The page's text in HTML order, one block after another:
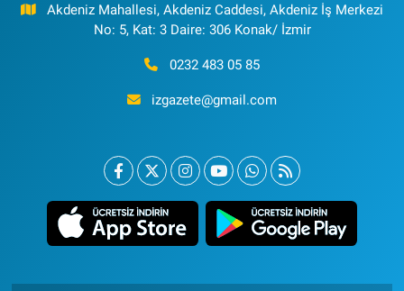
Akdeniz Mahallesi, Akdeniz Caddesi, Akdeniz İş Merkezi
No: 5, Kat: 3 Daire: 306 Konak/ İzmir
0232 483 05 85
izgazete@gmail.com